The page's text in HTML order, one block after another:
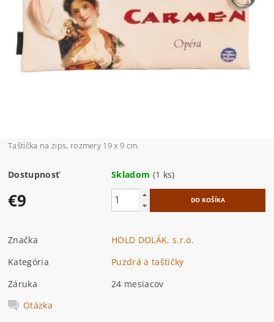
Taštička na zips, rozmery 19 x 9 cm.
Dostupnosť Skladom (1 ks)
€9
Značka
HOLD DOLÁK, s.r.o.
Kategória
Puzdrá a taštičky
Záruka
24 mesiacov
Otázka